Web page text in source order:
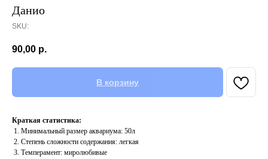
Данио
SKU:
90,00 р.
В корзину
Краткая статистика:
1. Минимальный размер аквариума: 50л
2. Степень сложности содержания: легкая
3. Темперамент: миролюбивые